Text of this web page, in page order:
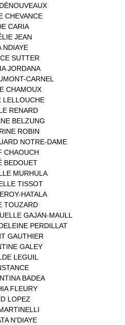
CHEVANCE(3)
CARIA(1)
JEAN
NDIAYE
SUTTER
JORDANA(1)
CARNEL(1)
CHAMOUX(1)
LELLOUCHE(1)
RENARD
BELZUNG
ROBIN
NOTRE-DAME(1)
CHAOUCH
BEDOUET(1)
MURHULA(1)
TISSOT(2)
HATALA(1)
TOUZARD
GAJAN-MAULL(1)
PERDILLAT
GAUTHIER(1)
GALEY
LEGUIL(1)
BADEA(1)
FLEURY(2)
LOPEZ(1)
N'DIAYE